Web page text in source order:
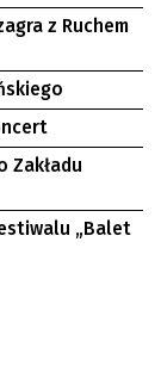
z Ruchem
Zakładu
„Balet